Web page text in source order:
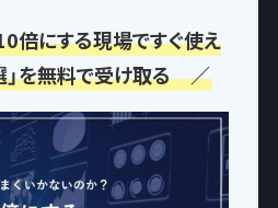
倍にする現場ですぐ使え
」を無料で受け取る ／